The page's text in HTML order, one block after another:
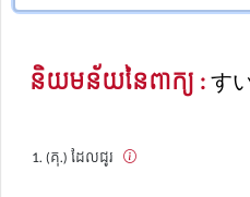
និយមន័យនៃពាក្យ :す
(គុ.) ដែលជូរ